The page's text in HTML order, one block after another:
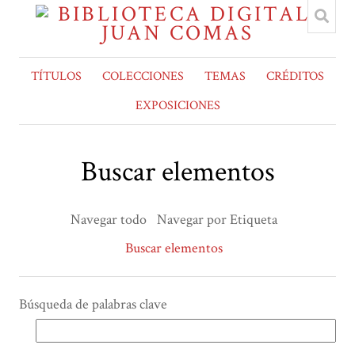
TÍTULOS COLECCIONES TEMAS
CRÉDITOS
EXPOSICIONES
Buscar elementos
Navegar todo Navegar por Etiqueta
Buscar elementos
Búsqueda de palabras clave